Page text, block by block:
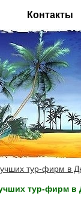
Контакты
тур-фирм в
тур-фирм в